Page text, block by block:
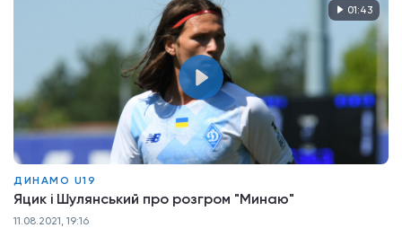
01:43
ДИНАМО U19
Яцик і Шулянський про розгром "Минаю"
11.08.2021, 19:16